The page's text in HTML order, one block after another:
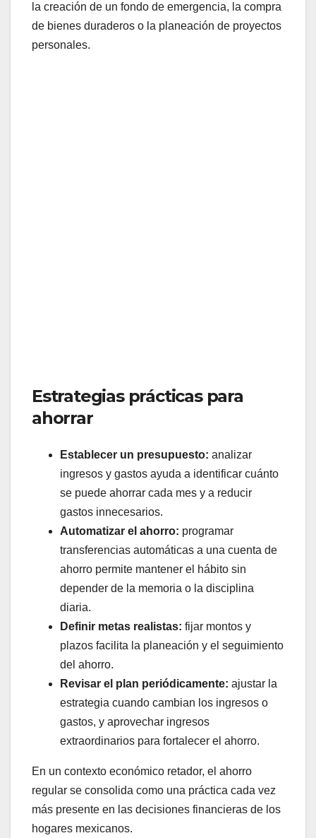
la creación de un fondo de emergencia, la compra
de bienes duraderos o la planeación de proyectos
personales.
Estrategias prácticas para
ahorrar
Establecer un presupuesto: analizar
ingresos y gastos ayuda a identificar cuánto
se puede ahorrar cada mes y a reducir
gastos innecesarios.
Automatizar el ahorro: programar
transferencias automáticas a una cuenta de
ahorro permite mantener el hábito sin
depender de la memoria o la disciplina
diaria.
Definir metas realistas: fijar montos y
plazos facilita la planeación y el seguimiento
del ahorro.
Revisar el plan periódicamente: ajustar la
estrategia cuando cambian los ingresos o
gastos, y aprovechar ingresos
extraordinarios para fortalecer el ahorro.
En un contexto económico retador, el ahorro
regular se consolida como una práctica cada vez
más presente en las decisiones financieras de los
hogares mexicanos.